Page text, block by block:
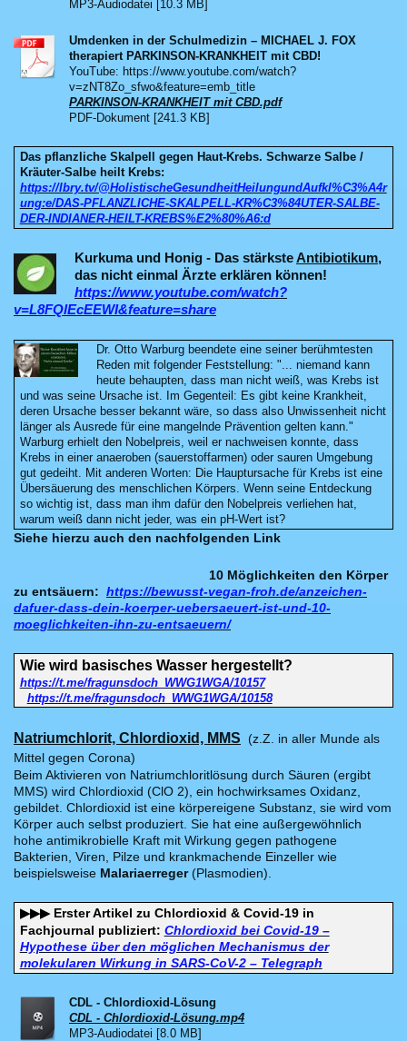
MP3-Audiodatei [10.3 MB]
Umdenken in der Schulmedizin – MICHAEL J. FOX
therapiert PARKINSON-KRANKHEIT mit CBD!
YouTube: https://www.youtube.com/watch?
v=zNT8Zo_sfwo&feature=emb_title
PARKINSON-KRANKHEIT mit CBD.pdf
PDF-Dokument [241.3 KB]
Das pflanzliche Skalpell gegen Haut-Krebs. Schwarze Salbe /
Kräuter-Salbe heilt Krebs:
https://lbry.tv/@HolistischeGesundheitHeilungundAufkl%C3%A4r
ung:e/DAS-PFLANZLICHE-SKALPELL-KR%C3%84UTER-SALBE-
DER-INDIANER-HEILT-KREBS%E2%80%A6:d
Kurkuma und Honig - Das stärksteAntibiotikum,
das nicht einmal Ärzte erklären können!
https://www.youtube.com/watch?
v=L8FQlEcEEWI&feature=share
Dr. Otto Warburg beendete eine seiner berühmtesten
Reden mit folgender Feststellung: "... niemand kann
heute behaupten, dass man nicht weiß, was Krebs ist
und was seine Ursache ist. Im Gegenteil: Es gibt keine Krankheit,
deren Ursache besser bekannt wäre, so dass also Unwissenheit nicht
länger als Ausrede für eine mangelnde Prävention gelten kann."
Warburg erhielt den Nobelpreis, weil er nachweisen konnte, dass
Krebs in einer anaeroben (sauerstoffarmen) oder sauren Umgebung
gut gedeiht. Mit anderen Worten: Die Hauptursache für Krebs ist eine
Übersäuerung des menschlichen Körpers. Wenn seine Entdeckung
so wichtig ist, dass man ihm dafür den Nobelpreis verliehen hat,
warum weiß dann nicht jeder, was ein pH-Wert ist?
Siehe hierzu auch den nachfolgenden Link
10 Möglichkeiten den Körper
zu entsäuern: https://bewusst-vegan-froh.de/anzeichen-
dafuer-dass-dein-koerper-uebersaeuert-ist-und-10-
moeglichkeiten-ihn-zu-entsaeuern/
Wie wird basisches Wasser hergestellt?
https://t.me/fragunsdoch_WWG1WGA/10157
https://t.me/fragunsdoch_WWG1WGA/10158
Natriumchlorit, Chlordioxid, MMS (z.Z. in aller Munde als
Mittel gegen Corona)
Beim Aktivieren von Natriumchloritlösung durch Säuren (ergibt
MMS) wird Chlordioxid (ClO 2), ein hochwirksames Oxidanz,
gebildet. Chlordioxid ist eine körpereigene Substanz, sie wird vom
Körper auch selbst produziert. Sie hat eine außergewöhnlich
hohe antimikrobielle Kraft mit Wirkung gegen pathogene
Bakterien, Viren, Pilze und krankmachende Einzeller wie
beispielsweise Malariaerreger(Plasmodien).
▶▶▶ Erster Artikel zu Chlordioxid & Covid-19 in
Fachjournal publiziert: Chlordioxid bei Covid-19 –
Hypothese über den möglichen Mechanismus der
molekularen Wirkung in SARS-CoV-2 – Telegraph
CDL - Chlordioxid-Lösung
CDL - Chlordioxid-Lösung.mp4
MP3-Audiodatei [8.0 MB]